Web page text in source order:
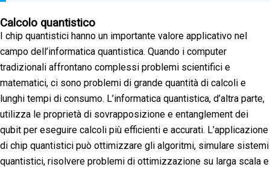
Calcolo quantistico
I chip quantistici hanno un importante valore applicativo nel
campo dell’informatica quantistica. Quando i computer
tradizionali affrontano complessi problemi scientifici e
matematici, ci sono problemi di grande quantità di calcoli e
lunghi tempi di consumo. L’informatica quantistica, d’altra parte,
utilizza le proprietà di sovrapposizione e entanglement dei
qubit per eseguire calcoli più efficienti e accurati. L’applicazione
di chip quantistici può ottimizzare gli algoritmi, simulare sistemi
quantistici, risolvere problemi di ottimizzazione su larga scala e